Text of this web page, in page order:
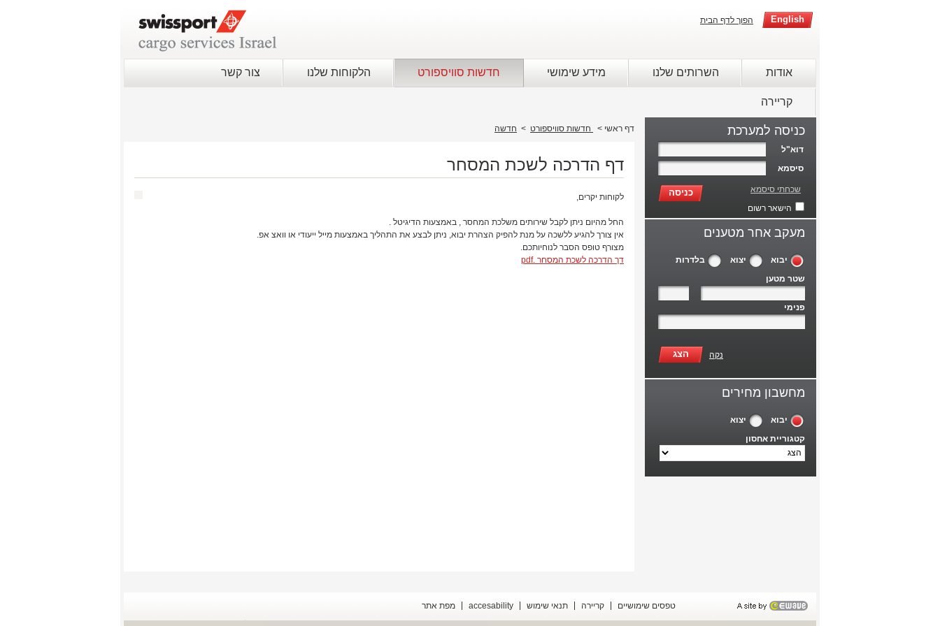
English הפוך לדף הבית
אודות השרותים שלנו מידע שימושי חדשות סוויספורט הלקוחות שלנו צור קשר
קריירה
כניסה למערכת
דוא"ל
סיסמא
שכחתי סיסמא כניסה
הישאר רשום
מעקב אחר מטענים
יבוא יצוא
בלדרות
שטר מטען
פנימי
הצג נקה
מחשבון מחירים
יבוא
יצוא
קטגוריית אחסון
דף ראשי > חדשות סוויספורט > חדשה
דף הדרכה לשכת המסחר
לקוחות יקרים,
החל מהיום ניתן לקבל שירותים משלכת המחסר , באמצעות הדיגיטל .
אין צורך להגיע ללשכה על מנת להפיק הצהרת יבוא, ניתן לבצע את התהליך באמצעות מייל ייעודי או וואצ אפ.
מצורף טופס הסבר לנוחיותכם.
דך הדרכה לשכת המסחר .pdf
טפסים שימושיים קריירה תנאי שימוש accesability מפת אתר